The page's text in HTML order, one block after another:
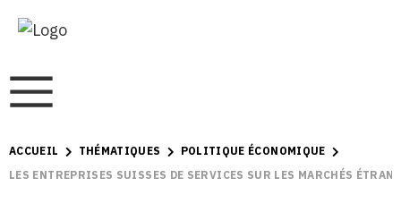
ACCUEIL THÉMATIQUES
POLITIQUE ÉCONOMIQUE
LES ENTREPRISES SUISSES DE SERVICES SUR LES MARCHÉS